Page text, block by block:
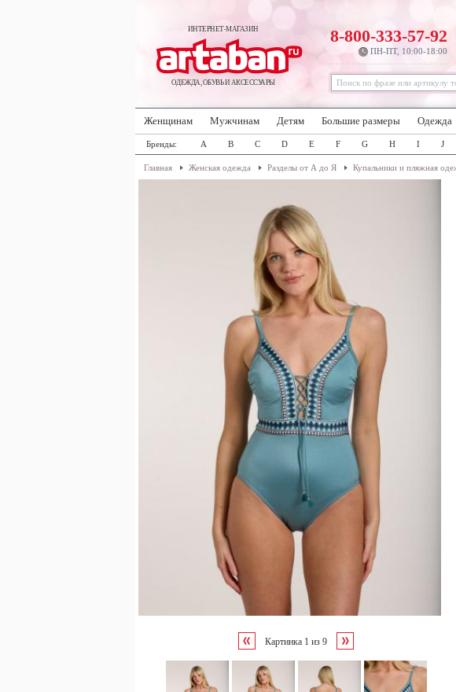
ИНТЕРНЕТ-МАГАЗИН
ОДЕЖДА, ОБУВЬ И АКСЕССУАРЫ
8-800-333-57-92
ПН-ПТ, 10:00-18:00
Женщинам Мужчинам Детям Большие размеры Одежда
Бренды: A B C D E F G H I J
Главная Женская одежда Разделы от А до Я Купальники и пляжная
Картинка 1 из 9